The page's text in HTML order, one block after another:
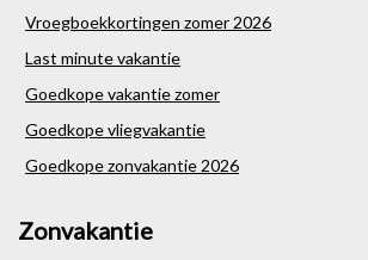
Vroegboekkortingen zomer 2026
Last minute vakantie
Goedkope vakantie zomer
Goedkope vliegvakantie
Goedkope zonvakantie 2026
Zonvakantie